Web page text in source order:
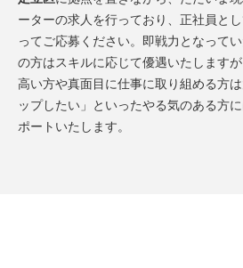
ーターの求人を行っており、正社員と
ってご応募ください。即戦力となって
の方はスキルに応じて優遇いたします
高い方や真面目に仕事に取り組める方
ップしたい」といったやる気のある方
ポートいたします。